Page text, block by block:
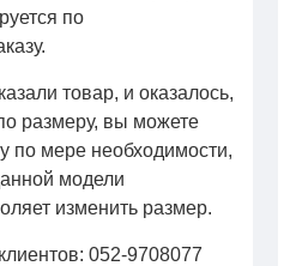
по
товар, и оказалось,
размеру, вы можете
по мере необходимости,
модели
изменить размер.
052-9708077